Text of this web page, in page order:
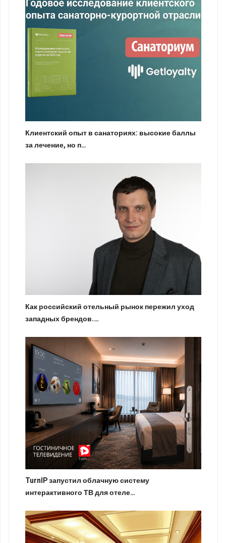
Клиентский опыт в санаториях: высокие баллы
за лечение, но п…
Как российский отельный рынок пережил уход
западных брендов.…
TurnIP запустил облачную систему
интерактивного ТВ для отеле…